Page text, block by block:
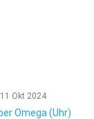
11 Okt 2024
Omega (Uhr)